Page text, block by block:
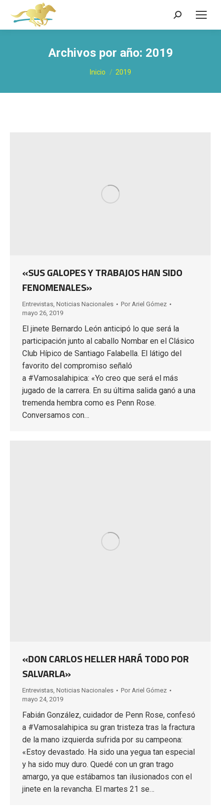
Buscar:
Archivos por año: 2019
Estás aquí:
Inicio 2019
«SUS GALOPES Y TRABAJOS HAN SIDO
FENOMENALES»
Entrevistas Noticias Nacionales Por Ariel Gómez
mayo 26, 2019
El jinete Bernardo León anticipó lo que será la
participación junto al caballo Nombar en el Clásico
Club Hípico de Santiago Falabella. El látigo del
favorito del compromiso señaló
a #Vamosalahipica: «Yo creo que será el más
jugado de la carrera. En su última salida ganó a una
tremenda hembra como es Penn Rose.
Conversamos con…
«DON CARLOS HELLER HARÁ TODO POR
SALVARLA»
Entrevistas, Noticias Nacionales Por Ariel Gómez
mayo 24, 2019
Fabián González, cuidador de Penn Rose, confesó
a #Vamosalahipica su gran tristeza tras la fractura
de la mano izquierda sufrida por su campeona:
«Estoy devastado. Ha sido una yegua tan especial
y ha sido muy duro. Quedé con un gran trago
amargo, ya que estábamos tan ilusionados con el
jinete en la revancha. El martes 21 se…